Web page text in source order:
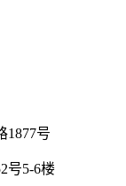
1877号
号5-6楼